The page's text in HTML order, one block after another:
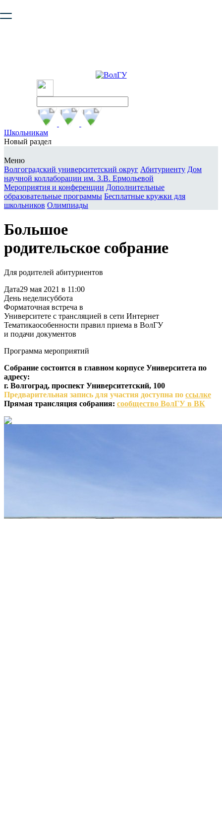
безопасную работу с сайтом. Пожалуйста
Школьникам
Новый раздел
Меню
Волгоградский университетский округ Абитуриенту Дом
научной коллаборации им. З.В. Ермольевой
Мероприятия и конференции Дополнительные
образовательные программы Бесплатные кружки для
школьников Олимпиады
Большое
родительское собрание
Для родителей абитуриентов
Дата29 мая 2021 в 11:00
День неделисуббота
Форматочная встреча в
Университете с трансляцией в сети Интернет
Тематикаособенности правил приема в ВолГУ
и подачи документов
Программа мероприятий
Собрание состоится в главном корпусе Университета по
адресу:
г. Волгоград, проспект Университетский, 100
Предварительная запись для участия доступна по ссылке
Прямая трансляция собрания: сообщество ВолГУ в ВК